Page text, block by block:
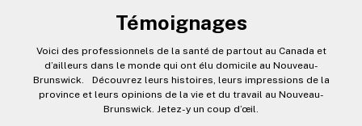
Témoignages
Voici des professionnels de la santé de partout au Canada et
d’ailleurs dans le monde qui ont élu domicile au Nouveau-
Brunswick. Découvrez leurs histoires, leurs impressions de la
province et leurs opinions de la vie et du travail au Nouveau-
Brunswick. Jetez-y un coup d’œil.